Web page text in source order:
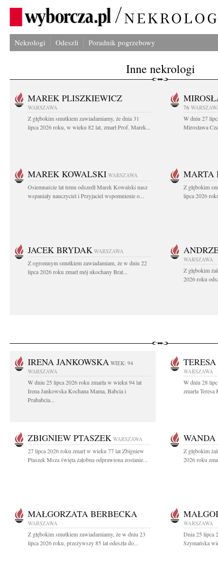
Nekrologi Odeszli Poradnik pogrzebowy
Inne nekrologi
MAREK PLISZKIEWICZ
WARSZAWA
Z głębokim smutkiem zawiadamiamy, że dnia 31
lipca 2026 roku, w wieku 82 lat, zmarł Prof. Marek...
76
W dniu 27
Mirosława
MAREK KOWALSKI WARSZAWA
Osiemnaście lat temu odszedł Marek Kowalski nasz
wspaniały nauczyciel i Przyjaciel wspomnienie o...
MARTA
Z głębokim
lipca 2026
JACEK BRYDAK WARSZAWA
Z ogromnym smutkiem zawiadamiam, że w dniu 22
lipca 2026 roku zmarł mój ukochany Brat...
WARSZAWA
Z głębokim
2026 roku
IRENA JANKOWSKA WIEK: 94
WARSZAWA
W dniu 25 lipca 2026 roku zmarła w wieku 94 lat
Irena Jankowska Kochana Mama, Babcia i
Prababcia...
WARSZAWA
W dniu 28
zmarła
ZBIGNIEW PTASZEK WARSZAWA
27 lipca 2026 roku zmarł w wieku 77 lat Zbigniew
Ptaszek Msza święta żałobna odprawiona zostanie...
Z głębokim
2026 roku
MAŁGORZATA BERBECKA
WARSZAWA
Z głębokim smutkiem zawiadamiamy, że w dniu 23
lipca 2026 roku, przeżywszy 85 lat odeszła do...
WARSZAWA
Dnia 25 lipca
Szymańska